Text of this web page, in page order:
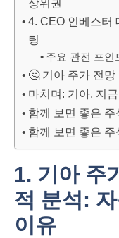
상위권
4. CEO 인베스터
팅
주요 관전 포인
🤔 기아 주가 전
마치며: 기아, 지
함께 보면 좋은
함께 보면 좋은
1. 기아 주
적 분석:
이유